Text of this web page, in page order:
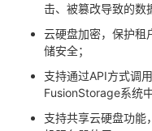
击、被篡改导致的数
云硬盘加密，保护租
储安全；
支持通过API方式调用
FusionStorage系统
支持共享云硬盘功能